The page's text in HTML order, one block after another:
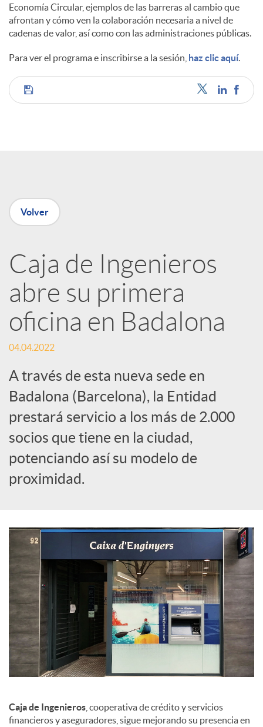
Economía Circular, ejemplos de las barreras al cambio que
afrontan y cómo ven la colaboración necesaria a nivel de
cadenas de valor, así como con las administraciones públicas.
Para ver el programa e inscribirse a la sesión, haz clic aquí.
C
p
a
r
t
i
r
e
n
R
e
d
e
s
S
Volver
Caja de Ingenieros
abre su primera
oficina en Badalona
04.04.2022
A través de esta nueva sede en
Badalona (Barcelona), la Entidad
prestará servicio a los más de 2.000
socios que tiene en la ciudad,
potenciando así su modelo de
proximidad.
Caja de Ingenieros , cooperativa de crédito y servicios
financieros y aseguradores, sigue mejorando su presencia en